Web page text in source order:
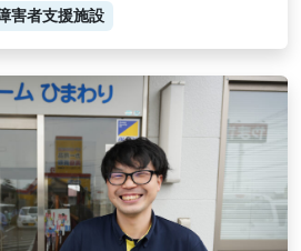
害者支援施設